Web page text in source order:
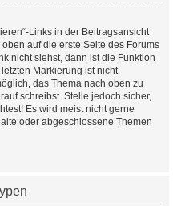
Links in der Beitragsansicht
auf die erste Seite des Forums
nicht siehst, dann ist die Funktion
Markierung ist nicht
das Thema nach oben zu
schreibst. Stelle jedoch sicher,
Es wird meist nicht gerne
oder abgeschlossene Themen